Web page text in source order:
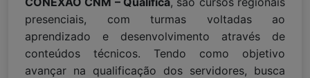
presenciais, com turmas voltadas ao
aprendizado e desenvolvimento através de
conteúdos técnicos. Tendo como objetivo
avançar na qualificação dos servidores, busca